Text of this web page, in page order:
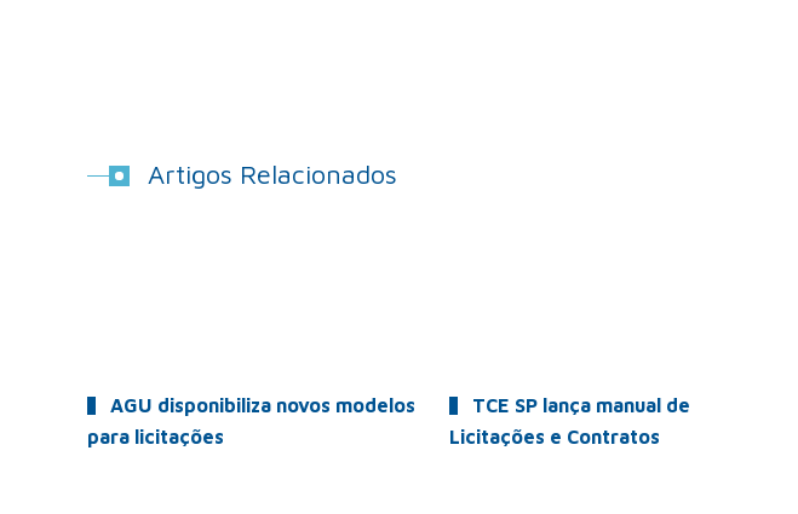
Artigos Relacionados
AGU disponibiliza novos modelos
para licitações
TCE SP lança manual de
Licitações e Contratos